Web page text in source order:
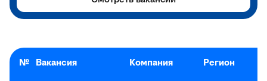
№ Вакансия Компания Регион